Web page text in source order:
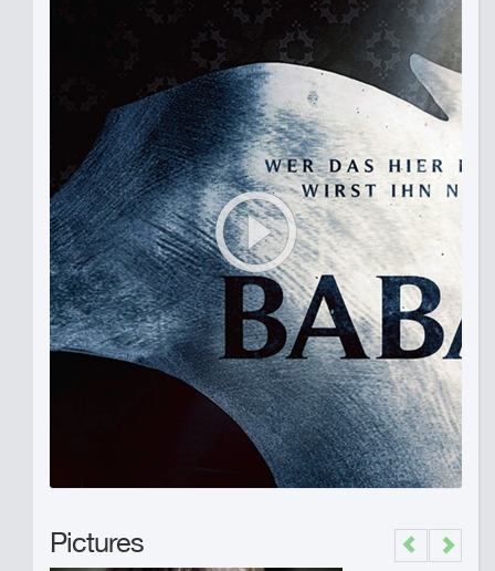
Pictures Previous
Next